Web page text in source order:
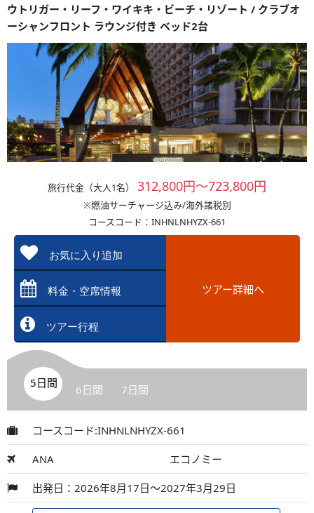
ウトリガー・リーフ・ワイキキ・ビーチ・リゾート / クラブオ
ーシャンフロント ラウンジ付き ベッド2台
旅行代金（大人1名） 312,800円～723,800円
※燃油サーチャージ込み/海外諸税別
コースコード：INHNLNHYZX-661
お気に入り追加
料金・空席情報
ツアー行程
ツアー詳細へ
5日間 6日間 7日間
コースコード:INHNLNHYZX-661
ANA エコノミー
出発日：2026年8月17日～2027年3月29日